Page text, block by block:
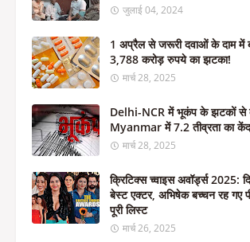
जुलाई 04, 2024
1 अप्रैल से जरूरी दवाओं के दाम में
3,788 करोड़ रुपये का झटका!
मार्च 28, 2025
Delhi-NCR में भूकंप के झटकों से
Myanmar में 7.2 तीव्रता का
मार्च 28, 2025
क्रिटिक्स च्वाइस अवॉर्ड्स 2025:
बेस्ट एक्टर, अभिषेक बच्चन रह गए
पूरी लिस्ट
मार्च 26, 2025